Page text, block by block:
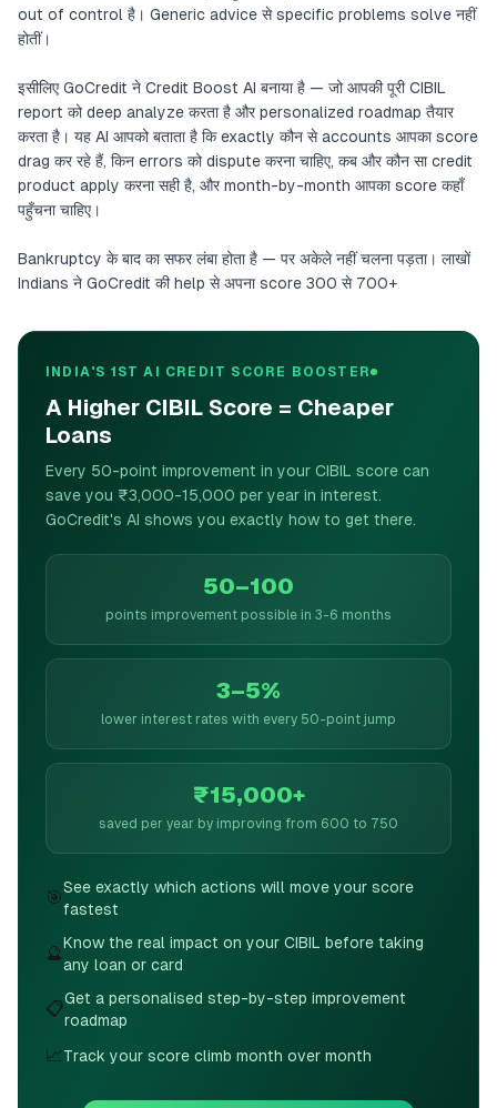
out of control है। Generic advice से specific problems solve नहीं
होतीं।
इसीलिए GoCredit ने Credit Boost AI बनाया है — जो आपकी पूरी CIBIL
report को deep analyze करता है और personalized roadmap तैयार
करता है। यह AI आपको बताता है कि exactly कौन से accounts आपका score
drag कर रहे हैं, किन errors को dispute करना चाहिए, कब और कौन सा credit
product apply करना सही है, और month-by-month आपका score कहाँ
पहुँचना चाहिए।
Bankruptcy के बाद का सफर लंबा होता है — पर अकेले नहीं चलना पड़ता। लाखों
Indians ने GoCredit की help से अपना score 300 से 700+
INDIA'S 1ST AI CREDIT SCORE BOOSTER
A Higher CIBIL Score = Cheaper
Loans
Every 50-point improvement in your CIBIL score can
save you ₹3,000-15,000 per year in interest.
GoCredit's AI shows you exactly how to get there.
50–100
points improvement possible in 3-6 months
3–5%
lower interest rates with every 50-point jump
₹15,000+
saved per year by improving from 600 to 750
🎯See exactly which actions will move your score
fastest
🔮Know the real impact on your CIBIL before taking
any loan or card
📋Get a personalised step-by-step improvement
roadmap
📈Track your score climb month over month